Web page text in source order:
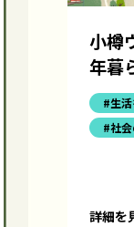
小樽
年暮
#生
#社
詳細を